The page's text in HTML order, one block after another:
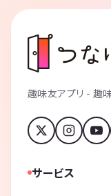
趣味友アプリ - 趣
サービス